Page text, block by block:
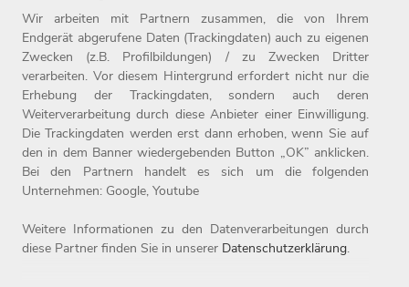
Home
Arbeitgeber
Benefits
Jobs
Initiativbewerbung
Kontakt
Compliance
Datenschutz
Impressum
Wir arbeiten mit Partnern zusammen, die von Ihrem
Endgerät abgerufene Daten (Trackingdaten) auch zu eigenen
Zwecken (z.B. Profilbildungen) / zu Zwecken Dritter
verarbeiten. Vor diesem Hintergrund erfordert nicht nur die
Erhebung der Trackingdaten, sondern auch deren
Weiterverarbeitung durch diese Anbieter einer Einwilligung.
Die Trackingdaten werden erst dann erhoben, wenn Sie auf
den in dem Banner wiedergebenden Button „OK” anklicken.
Bei den Partnern handelt es sich um die folgenden
Unternehmen: Google, Youtube
Weitere Informationen zu den Datenverarbeitungen durch
diese Partner finden Sie in unserer Datenschutzerklärung.